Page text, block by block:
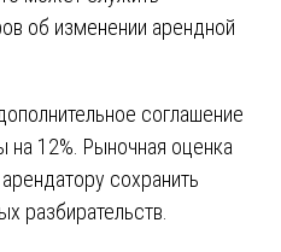
об изменении арендной
соглашение
на 12%. Рыночная оценка
сохранить
разбирательств.